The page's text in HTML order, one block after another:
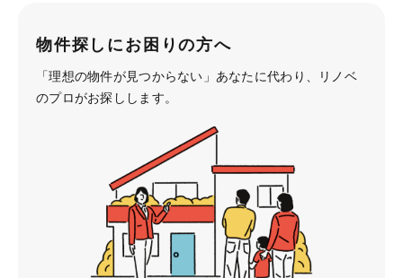
物件探しにお困りの方へ
「理想の物件が見つからない」あなたに代わり、
リノベ
のプロがお探しします。